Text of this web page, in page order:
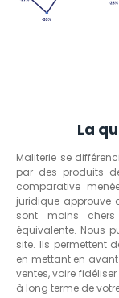
La
Maliterie se
par des produits
comparative
juridique approuve
sont moins
équivalente. Nous
site. Ils permettent
en mettant en
ventes, voire
à long terme de